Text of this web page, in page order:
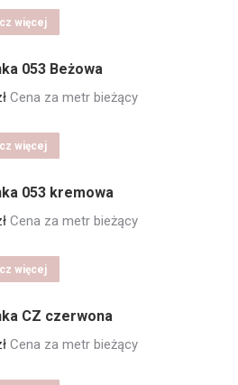
wynosiła:
więcej
053 Beżowa
Cena za metr bieżący
więcej
053 kremowa
Cena za metr bieżący
więcej
CZ czerwona
Cena za metr bieżący